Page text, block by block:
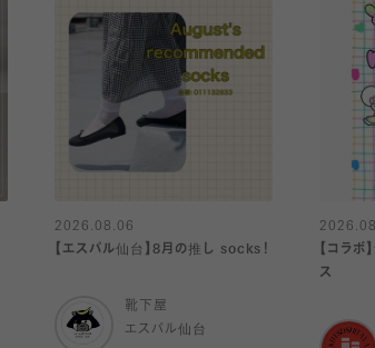
2026.08.06
【エスパル仙台】8月の推し socks！
靴下屋
エスパル仙台
【コラボ
ス